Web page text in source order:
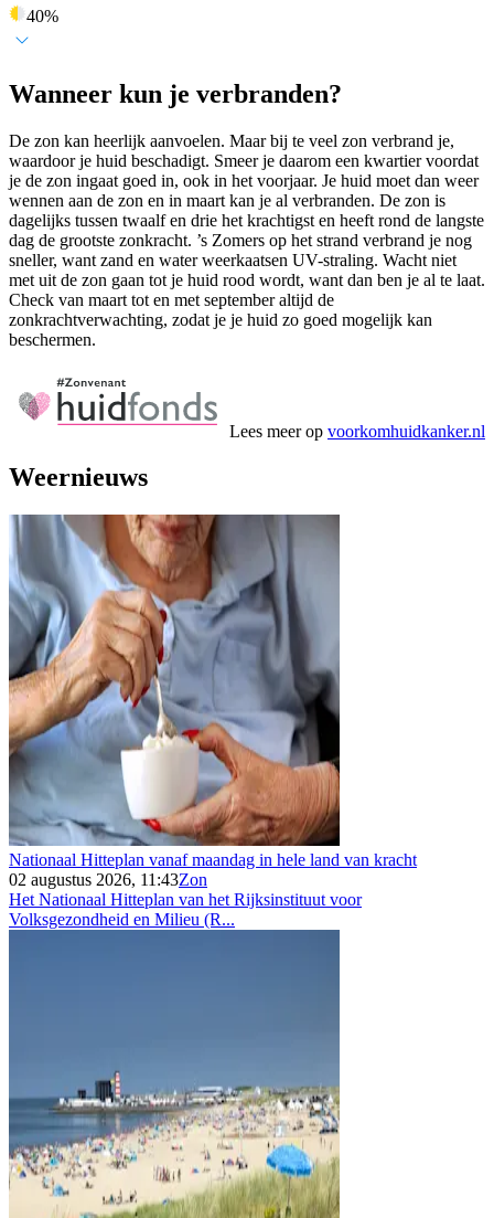
40%
Wanneer kun je verbranden?
De zon kan heerlijk aanvoelen. Maar bij te veel zon verbrand je,
waardoor je huid beschadigt. Smeer je daarom een kwartier voordat
je de zon ingaat goed in, ook in het voorjaar. Je huid moet dan weer
wennen aan de zon en in maart kan je al verbranden. De zon is
dagelijks tussen twaalf en drie het krachtigst en heeft rond de langste
dag de grootste zonkracht. ’s Zomers op het strand verbrand je nog
sneller, want zand en water weerkaatsen UV-straling. Wacht niet
met uit de zon gaan tot je huid rood wordt, want dan ben je al te laat.
Check van maart tot en met september altijd de
zonkrachtverwachting, zodat je je huid zo goed mogelijk kan
beschermen.
Lees meer op voorkomhuidkanker.nl
Weernieuws
Nationaal Hitteplan vanaf maandag in hele land van kracht
02 augustus 2026, 11:43Zon
Het Nationaal Hitteplan van het Rijksinstituut voor
Volksgezondheid en Milieu (R...